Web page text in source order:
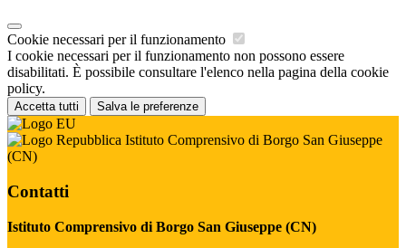
Cookie necessari per il funzionamento
I cookie necessari per il funzionamento non possono essere
disabilitati. È possibile consultare l'elenco nella pagina della cookie
policy.
Accetta tutti Salva le preferenze
Istituto Comprensivo di Borgo San Giuseppe
(CN)
Contatti
Istituto Comprensivo di Borgo San Giuseppe (CN)